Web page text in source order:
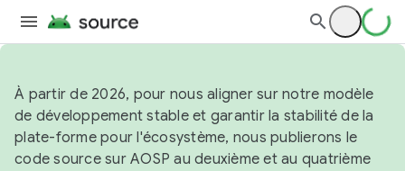
À partir de 2026, pour nous aligner sur notre modèle
de développement stable et garantir la stabilité de la
plate-forme pour l'écosystème, nous publierons le
code source sur AOSP au deuxième et au quatrième